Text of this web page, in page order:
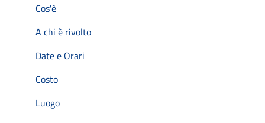
Cos'è
A chi è rivolto
Date e Orari
Costo
Luogo